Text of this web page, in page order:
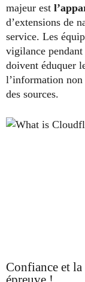
majeur est
d’extensions de
service. Les
vigilance
doivent éduquer
l’information
des sources.
Confiance et la